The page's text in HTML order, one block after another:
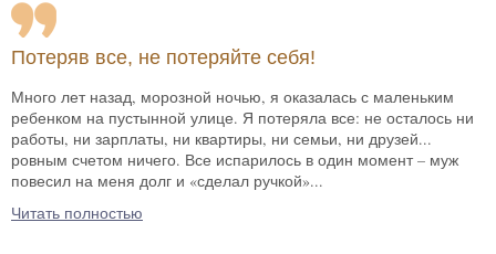
Потеряв все, не потеряйте себя!
Много лет назад, морозной ночью, я оказалась с маленьким
ребенком на пустынной улице. Я потеряла все: не осталось ни
работы, ни зарплаты, ни квартиры, ни семьи, ни друзей...
ровным счетом ничего. Все испарилось в один момент – муж
повесил на меня долг и «сделал ручкой»...
Читать полностью